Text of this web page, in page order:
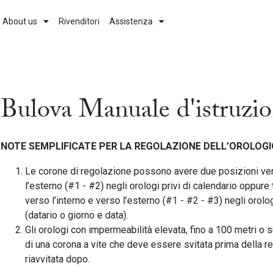
High Precision 262kHz
Quartz
Classic
Clipper
Curv
Goddess of
About us Rivenditori Assistenza
Bulova Manuale
NOTE SEMPLIFICATE PER LA REGOLAZIONE
Le corone di regolazione possono avere due posizioni
l’esterno (#1 - #2) negli orologi privi di calendario
verso l’interno e verso l’esterno (#1 - #2 - #3) negli
(datario o giorno e data).
Gli orologi con impermeabilità elevata, fino a 100 metri o
di una corona a vite che deve essere svitata prima della
riavvitata dopo.